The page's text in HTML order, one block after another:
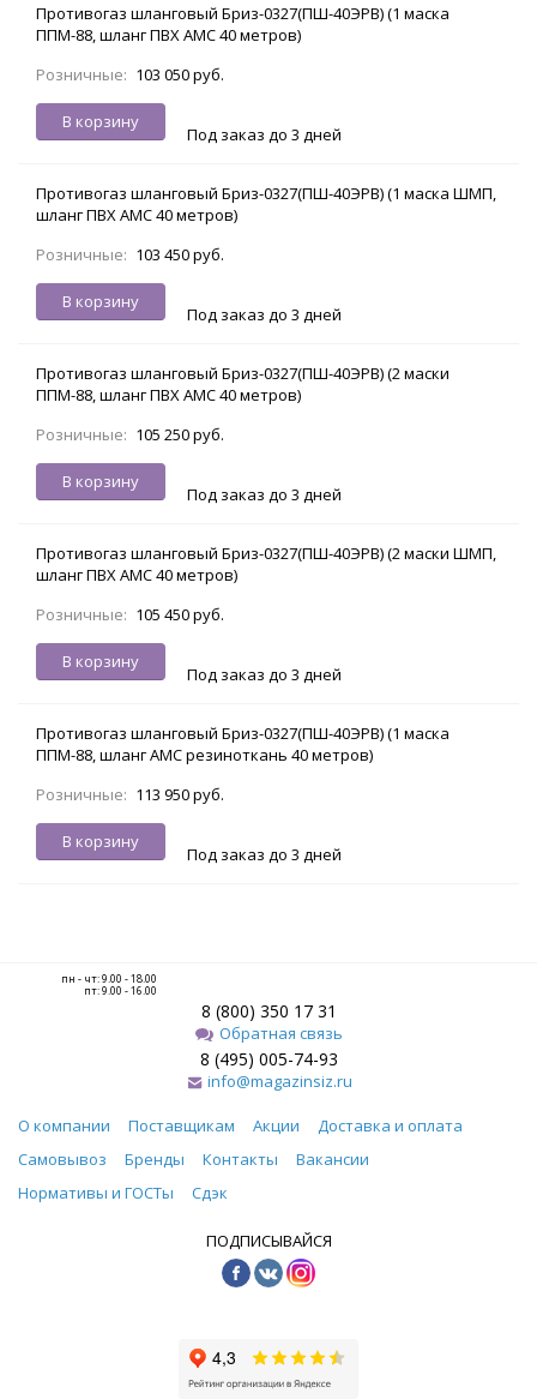
Противогаз шланговый Бриз-0327(ПШ-40ЭРВ) (1 маска
ППМ-88, шланг ПВХ АМС 40 метров)
Розничные: 103 050 руб.
В корзину
Под заказ до 3 дней
Противогаз шланговый Бриз-0327(ПШ-40ЭРВ) (1 маска ШМП,
шланг ПВХ АМС 40 метров)
Розничные: 103 450 руб.
В корзину
Под заказ до 3 дней
Противогаз шланговый Бриз-0327(ПШ-40ЭРВ) (2 маски
ППМ-88, шланг ПВХ АМС 40 метров)
Розничные: 105 250 руб.
В корзину
Под заказ до 3 дней
Противогаз шланговый Бриз-0327(ПШ-40ЭРВ) (2 маски ШМП,
шланг ПВХ АМС 40 метров)
Розничные: 105 450 руб.
В корзину
Под заказ до 3 дней
Противогаз шланговый Бриз-0327(ПШ-40ЭРВ) (1 маска
ППМ-88, шланг АМС резиноткань 40 метров)
Розничные: 113 950 руб.
В корзину
Под заказ до 3 дней
пн - чт: 9.00 - 18.00
пт: 9.00 - 16.00
8 (800) 350 17 31
Обратная связь
8 (495) 005-74-93
info@magazinsiz.ru
О компании Поставщикам Акции
Доставка и оплата
Самовывоз
Бренды Контакты
Вакансии
Нормативы и ГОСТы
Сдэк
ПОДПИСЫВАЙСЯ